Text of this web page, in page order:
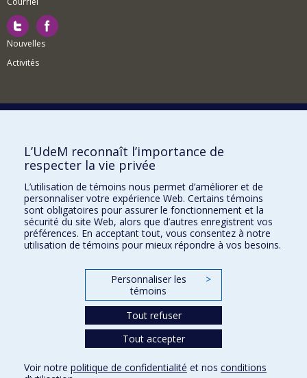
Nouvelles
Activités
Comment soutenir le Département?
BESOIN D'AIDE?
Plan du site
Signaler une erreur
Accessibilité
FACULTÉ DES ARTS ET DES SCIENCES
Nos départements et écoles
L’UdeM reconnaît l’importance de
respecter la vie privée
L’utilisation de témoins nous permet d’améliorer et de
personnaliser votre expérience Web. Certains témoins
sont obligatoires pour assurer le fonctionnement et la
sécurité du site Web, alors que d’autres enregistrent vos
préférences. En acceptant tout, vous consentez à notre
utilisation de témoins pour mieux répondre à vos besoins.
Personnaliser les
témoins
>
Tout refuser
Tout accepter
Voir notre politique de confidentialité et nos conditions